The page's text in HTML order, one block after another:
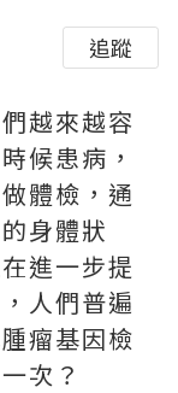
追蹤
越來越容
候患病，
體檢，通
身體狀
進一步提
人們普遍
瘤基因檢
次？